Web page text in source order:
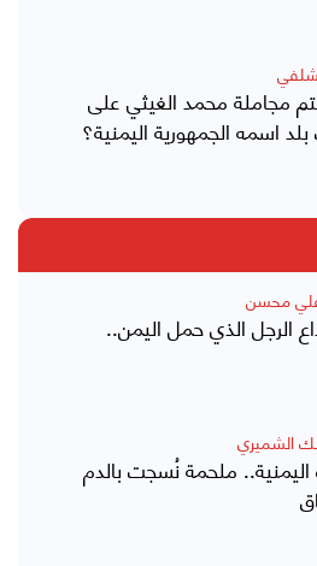
مجاملة محمد الغيثي على
اسمه الجمهورية اليمنية؟
محسن
الرجل الذي حمل اليمن..
الشميري
اليمنية.. ملحمة نُسجت بالدم